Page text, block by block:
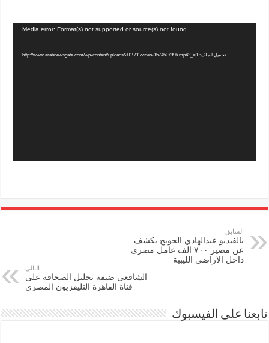
Media error: Format(s) not supported or source(s) not found
تحميل الملف: http://www.arabnewsgate.com/wp-content/uploads/2019/11/video-1574507996.mp4?_=1
السابق
بالفيديو عبدالهادي الحويج يكشف
عن مصير ٧٠٠ الف عامل مصرى
داخل الاراضى الليبية
التالي
الشافعى ضيفة تحليل الصحافة على
قناة القاهرة التليفزيون المصرى
تابعنا على الفيسبوك